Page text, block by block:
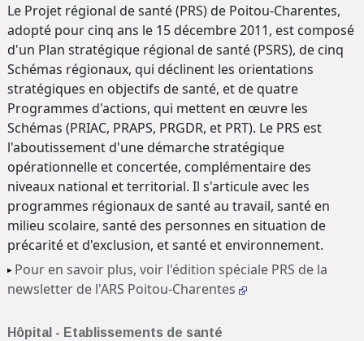
Le Projet régional de santé (PRS) de Poitou-Charentes,
adopté pour cinq ans le 15 décembre 2011, est composé
d'un Plan stratégique régional de santé (PSRS), de cinq
Schémas régionaux, qui déclinent les orientations
stratégiques en objectifs de santé, et de quatre
Programmes d'actions, qui mettent en œuvre les
Schémas (PRIAC, PRAPS, PRGDR, et PRT). Le PRS est
l'aboutissement d'une démarche stratégique
opérationnelle et concertée, complémentaire des
niveaux national et territorial. Il s'articule avec les
programmes régionaux de santé au travail, santé en
milieu scolaire, santé des personnes en situation de
précarité et d'exclusion, et santé et environnement.
Pour en savoir plus, voir l'édition spéciale PRS de la
newsletter de l'ARS Poitou-Charentes
Hôpital - Etablissements de santé